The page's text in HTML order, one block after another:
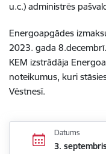
u.c.) administrēs
Energoapgādes
2023. gada
KEM izstrādāja
noteikumus, kuri
Vēstnesī.
Datums
3.